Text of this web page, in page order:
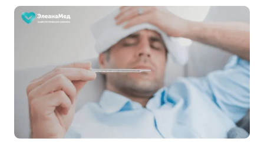
Отправить
Оставляя заявку Вы соглашаетесь с
политикой
конфиденциальности
Отправить
Оставляя заявку Вы соглашаетесь сполитикой
конфиденциальности
Отправить
Оставляя заявку Вы соглашаетесь с
политикой
конфиденциальности